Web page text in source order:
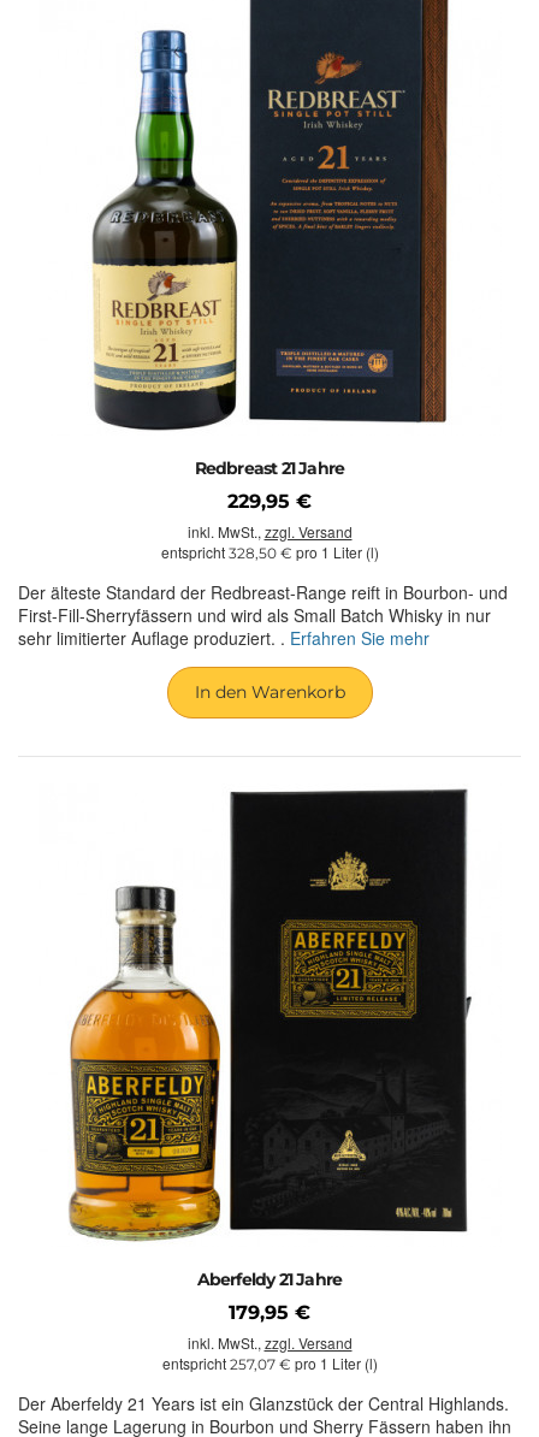
Redbreast 21 Jahre
229,95 €
inkl. MwSt., zzgl. Versand
entspricht 328,50 € pro 1 Liter (l)
Der älteste Standard der Redbreast-Range reift in Bourbon- und
First-Fill-Sherryfässern und wird als Small Batch Whisky in nur
sehr limitierter Auflage produziert. . Erfahren Sie mehr
In den Warenkorb
Aberfeldy 21 Jahre
179,95 €
inkl. MwSt., zzgl. Versand
entspricht 257,07 € pro 1 Liter (l)
Der Aberfeldy 21 Years ist ein Glanzstück der Central Highlands.
Seine lange Lagerung in Bourbon und Sherry Fässern haben ihn